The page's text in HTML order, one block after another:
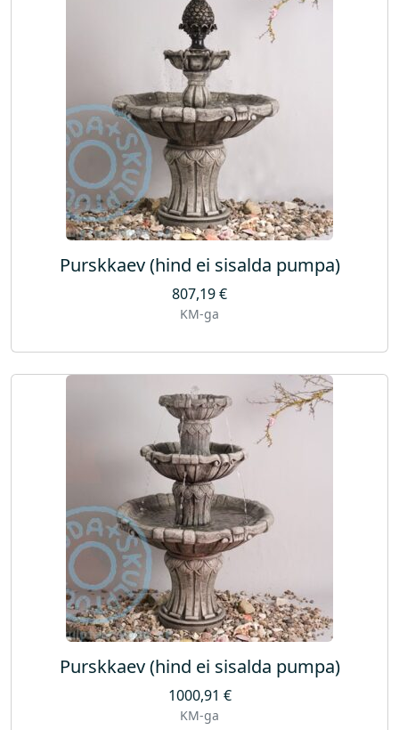
Purskkaev (hind ei sisalda pumpa)
807,19€
KM-ga
Purskkaev (hind ei sisalda pumpa)
1000,91 €
KM-ga